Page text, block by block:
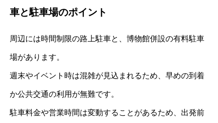
車と駐車場のポイント
周辺には時間制限の路上駐車と、博物館併設の有料駐車
場があります。
週末やイベント時は混雑が見込まれるため、早めの到着
か公共交通の利用が無難です。
駐車料金や営業時間は変動することがあるため、出発前